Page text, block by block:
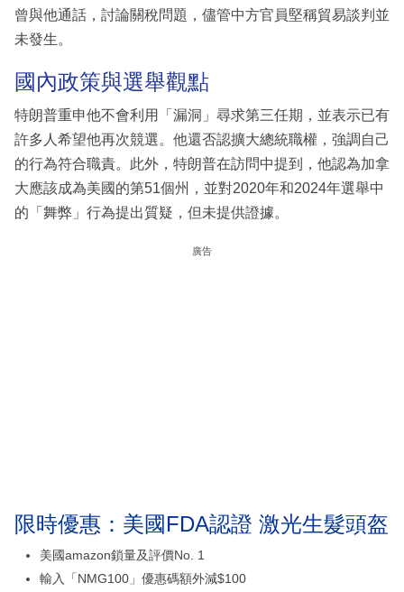
曾與他通話，討論關稅問題，儘管中方官員堅稱貿易談判並
未發生。
國內政策與選舉觀點
特朗普重申他不會利用「漏洞」尋求第三任期，並表示已有
許多人希望他再次競選。他還否認擴大總統職權，強調自己
的行為符合職責。此外，特朗普在訪問中提到，他認為加拿
大應該成為美國的第51個州，並對2020年和2024年選舉中
的「舞弊」行為提出質疑，但未提供證據。
廣告
限時優惠：美國FDA認證 激光生髮頭盔
美國amazon鎖量及評價No. 1
輸入「NMG100」優惠碼額外減$100